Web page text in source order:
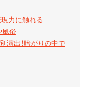
力に触れる
風俗
演出！暗がりの中で